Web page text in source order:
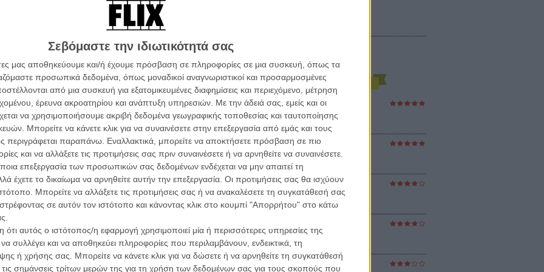
Σεβόμαστε την ιδιωτικότητά σας
μας αποθηκεύουμε και/ή έχουμε πρόσβαση σε πληροφορίες σε μια συσκευή, όπως τα
προσωπικά δεδομένα, όπως μοναδικοί αναγνωριστικοί και προσαρμοσμένες
από μια συσκευή για εξατομικευμένες διαφημίσεις και περιεχόμενο, μέτρηση
έρευνα ακροατηρίου και ανάπτυξη υπηρεσιών. Με την άδειά σας, εμείς και οι
να χρησιμοποιήσουμε ακριβή δεδομένα γεωγραφικής τοποθεσίας και ταυτοποίησης
Μπορείτε να κάνετε κλικ για να συναινέσετε στην επεξεργασία από εμάς και τους
περιγράφεται παραπάνω. Εναλλακτικά, μπορείτε να αποκτήσετε πρόσβαση σε πιο
και να αλλάξετε τις προτιμήσεις σας πριν συναινέσετε ή να αρνηθείτε να συναινέσετε.
επεξεργασία των προσωπικών σας δεδομένων ενδέχεται να μην απαιτεί τη
έχετε το δικαίωμα να αρνηθείτε αυτήν την επεξεργασία. Οι προτιμήσεις σας θα ισχύουν
Μπορείτε να αλλάξετε τις προτιμήσεις σας ή να ανακαλέσετε τη συγκατάθεσή σας
σε αυτόν τον ιστότοπο και κάνοντας κλικ στο κουμπί "Απορρήτου" στο κάτω
αυτός ο ιστότοπος/η εφαρμογή χρησιμοποιεί μία ή περισσότερες υπηρεσίες της
συλλέγει και να αποθηκεύει πληροφορίες που περιλαμβάνουν, ενδεικτικά, τη
ή χρήσης σας. Μπορείτε να κάνετε κλικ για να δώσετε ή να αρνηθείτε τη συγκατάθεσή
σημάνσεις τρίτων μερών της για τη χρήση των δεδομένων σας για τους σκοπούς που
τα πρώτα πλάνα της, αυτό ενός άντρα που πλένει
σιωπηλή γυναίκα. Δεν ξέρεις ποια είναι η
οποίο την φροντίζει, νιώθεις ότι είναι ένα
στην κηδεία της, θα αντιληφθείς ότι είναι ο
την ανιψιά της γυναίκας που πέθανε, θα
«πελάτη του».
σαν ένας βαθιά δοτικός, μα και βαθιά
τους ανθρώπους που φροντίζει, είναι πολύ πιο
τους. Βουτά ολοκληρωτικά στην ζωή τους
εμμονή.
ψυχοσύνθεση του Ντέιβιντ, κάτι που αφορά στο
κοιτάζει στο facebook και, στην απούσα από την
τρόπο που μιλά σε δυο αγνώστους σε ένα μπαρ για την
γυναίκα του, στον τρόπο που σιγά σιγά, αποκλείει
ζωή του.
τον Ντέιβιντ στην
Οι Αρμονίες Βερκμάιστερ
Werckmeister Harmonies
Μπέλα Ταρ
Μια Θέση στον Ηλιο
A Place in the Sun
Οδύσσεια
The Odyssey
Κρίστοφερ Νόλαν
Tacones lejanos
Πέδρο Αλμοδόβαρ
τα βλέπεις όλα σινεμά...
εβδομάδα
τρόπο του flix
του flix, στο inbox σου
ειδήσεις | νέες ταινίες | πρόγραμμα αιθουσών για όλη την Ελλάδα |
| συνεντεύξεις | απόψεις | αφιερώματα | διαγωνισμοί
ΕΓΓΡΑΦΗ